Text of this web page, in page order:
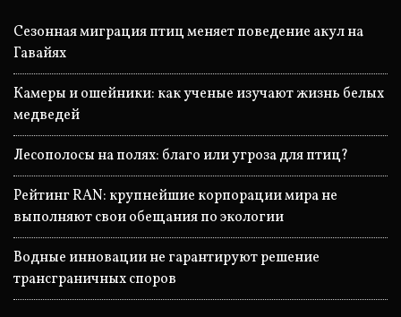
Сезонная миграция птиц меняет поведение акул на
Гавайях
Камеры и ошейники: как ученые изучают жизнь белых
медведей
Лесополосы на полях: благо или угроза для птиц?
Рейтинг RAN: крупнейшие корпорации мира не
выполняют свои обещания по экологии
Водные инновации не гарантируют решение
трансграничных споров